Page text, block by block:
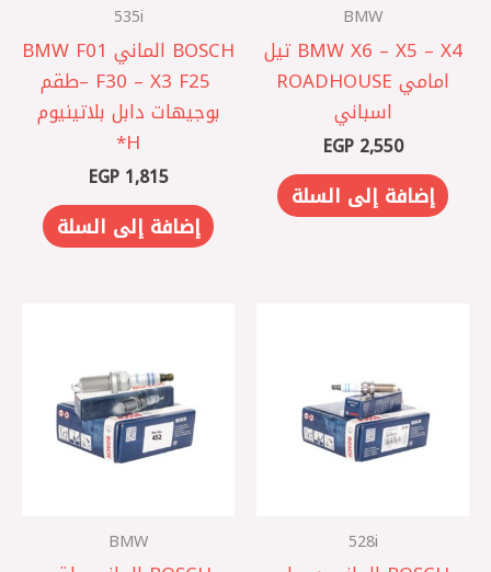
BMW
BMW X6 – X5 – X4 تيل
امامي ROADHOUSE
اسباني
EGP2,550
إضافة إلى السلة
535i
BOSCH الماني BMW F01
– F30 – X3 F25 ‎طقم
بوجيهات دابل بلاتينيوم
H*
EGP1,815
إضافة إلى السلة
528i
BMW